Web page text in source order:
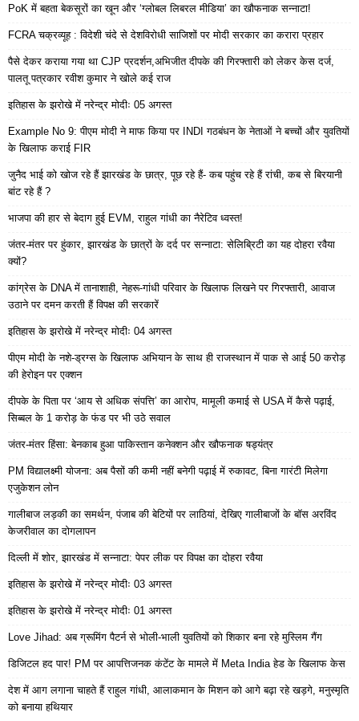
PoK में बहता बेकसूरों का खून और ‘ग्लोबल लिबरल मीडिया’ का खौफनाक सन्नाटा!
FCRA चक्रव्यूह : विदेशी चंदे से देशविरोधी साजिशों पर मोदी सरकार का करारा प्रहार
पैसे देकर कराया गया था CJP प्रदर्शन,अभिजीत दीपके की गिरफ्तारी को लेकर केस दर्ज,
पालतू पत्रकार रवीश कुमार ने खोले कई राज
इतिहास के झरोखे में नरेन्द्र मोदीः 05 अगस्त
Example No 9: पीएम मोदी ने माफ किया पर INDI गठबंधन के नेताओं ने बच्चों और युवतियों
के खिलाफ कराई FIR
जुनैद भाई को खोज रहे हैं झारखंड के छात्र, पूछ रहे हैं- कब पहुंच रहे हैं रांची, कब से बिरयानी
बांट रहे हैं ?
भाजपा की हार से बेदाग हुई EVM, राहुल गांधी का नैरेटिव ध्वस्त!
जंतर-मंतर पर हुंकार, झारखंड के छात्रों के दर्द पर सन्नाटा: सेलिब्रिटी का यह दोहरा रवैया
क्यों?
कांग्रेस के DNA में तानाशाही, नेहरू-गांधी परिवार के खिलाफ लिखने पर गिरफ्तारी, आवाज
उठाने पर दमन करती हैं विपक्ष की सरकारें
इतिहास के झरोखे में नरेन्द्र मोदीः 04 अगस्त
पीएम मोदी के नशे-ड्रग्स के खिलाफ अभियान के साथ ही राजस्थान में पाक से आई 50 करोड़
की हेरोइन पर एक्शन
दीपके के पिता पर ‘आय से अधिक संपत्ति’ का आरोप, मामूली कमाई से USA में कैसे पढ़ाई,
सिब्बल के 1 करोड़ के फंड पर भी उठे सवाल
जंतर-मंतर हिंसा: बेनकाब हुआ पाकिस्तान कनेक्शन और खौफनाक षड्यंत्र
PM विद्यालक्ष्मी योजना: अब पैसों की कमी नहीं बनेगी पढ़ाई में रुकावट, बिना गारंटी मिलेगा
एजुकेशन लोन
गालीबाज लड़की का समर्थन, पंजाब की बेटियों पर लाठियां, देखिए गालीबाजों के बॉस अरविंद
केजरीवाल का दोगलापन
दिल्ली में शोर, झारखंड में सन्नाटा: पेपर लीक पर विपक्ष का दोहरा रवैया
इतिहास के झरोखे में नरेन्द्र मोदीः 03 अगस्त
इतिहास के झरोखे में नरेन्द्र मोदीः 01 अगस्त
Love Jihad: अब ग्रूमिंग पैटर्न से भोली-भाली युवतियों को शिकार बना रहे मुस्लिम गैंग
डिजिटल हद पार! PM पर आपत्तिजनक कंटेंट के मामले में Meta India हेड के खिलाफ केस
देश में आग लगाना चाहते हैं राहुल गांधी, आलाकमान के मिशन को आगे बढ़ा रहे खड़गे, मनुस्मृति
को बनाया हथियार